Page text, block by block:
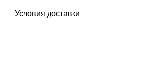
Условия доставки